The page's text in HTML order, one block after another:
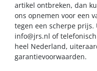
artikel ontbreken, dan
ons opnemen voor een
tegen een scherpe prijs.
info@jrs.nl of
heel Nederland,
garantievoorwaarden.